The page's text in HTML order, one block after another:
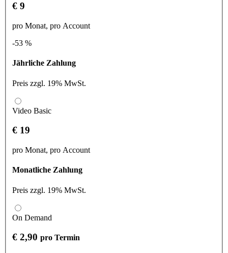
€ 9
pro Monat, pro Account
-53 %
Jährliche Zahlung
Preis zzgl. 19% MwSt.
Video Basic
€ 19
pro Monat, pro Account
Monatliche Zahlung
Preis zzgl. 19% MwSt.
On Demand
€ 2,90 pro Termin